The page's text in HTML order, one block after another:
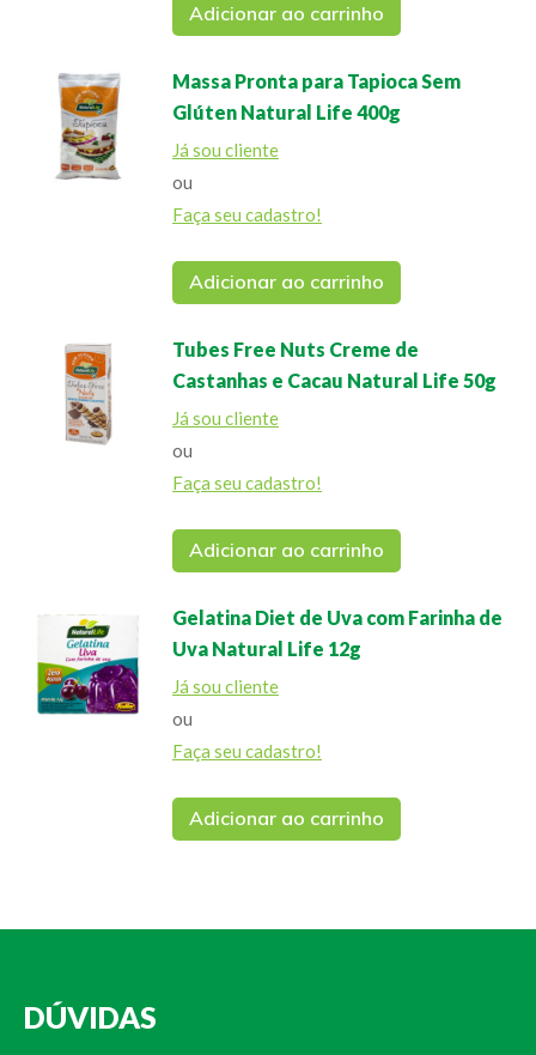
Adicionar ao carrinho
Massa Pronta para Tapioca Sem
Glúten Natural Life 400g
Já sou cliente
ou
Faça seu cadastro!
Adicionar ao carrinho
Tubes Free Nuts Creme de
Castanhas e Cacau Natural Life 50g
Já sou cliente
ou
Faça seu cadastro!
Adicionar ao carrinho
Gelatina Diet de Uva com Farinha de
Uva Natural Life 12g
Já sou cliente
ou
Faça seu cadastro!
Adicionar ao carrinho
DÚVIDAS